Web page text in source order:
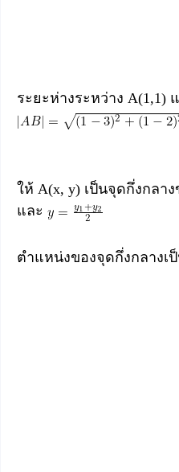
ระยะห่างระหว่าง
ให้ A(x, y) เป็นจุดกึ่งกลา
และ
ตำแหน่งของจุดกึ่งกลางเ